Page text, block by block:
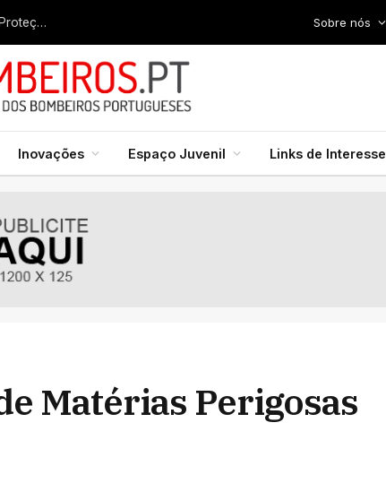
Liga dos Bombeiros quer fazer nascer licenciatura em Ciências de Proteção Civil e Bombeiros Sobre nós
Inovações Espaço Juvenil Links de Interesse
Matérias Perigosas